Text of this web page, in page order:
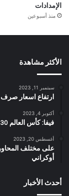
الإمدادات
منذ أسبوعين
الأكثر مشاهدة
سبتمبر 11, 2023
ارتفاع اسعار صرف
أكتوبر 4, 2023
فيفا: كأس العالم 2030 سيكون مشترك بين المغرب وإسبانيا والبرتغال
أغسطس 20, 2023
أوكراني
أحدث الأخبار